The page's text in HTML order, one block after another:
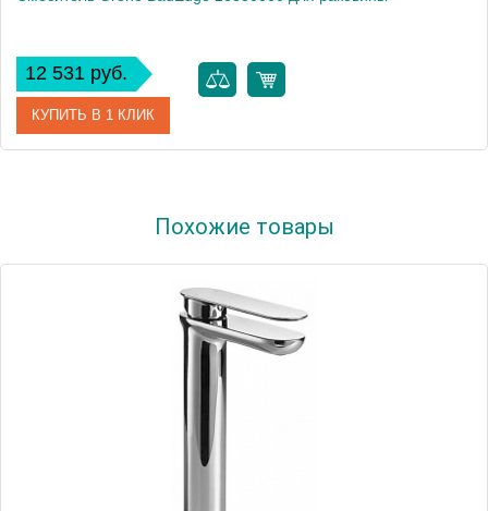
12 531 руб.
КУПИТЬ В 1 КЛИК
Производитель Grohe
Похожие товары